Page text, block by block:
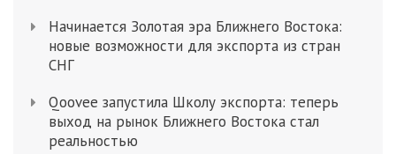
Начинается Золотая эра Ближнего Востока:
новые возможности для экспорта из стран
СНГ
Qoovee запустила Школу экспорта: теперь
выход на рынок Ближнего Востока стал
реальностью